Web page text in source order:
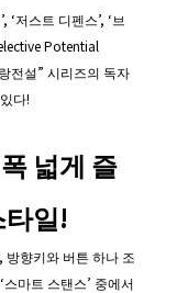
저스트 디펜스’, ‘브
Potential
전설” 시리즈의 독자
다!
넓게 즐
일!
방향키와 버튼 하나 조
마트 스탠스’ 중에서